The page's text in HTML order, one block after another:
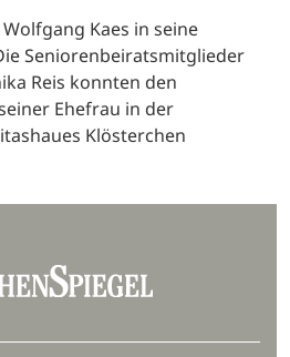
Kaes in seine
Seniorenbeiratsmitglieder
Reis konnten den
Ehefrau in der
Klösterchen